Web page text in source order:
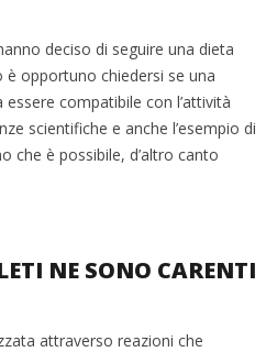
deciso di seguire una dieta
opportuno chiedersi se una
compatibile con l’attività
scientifiche e anche l’esempio di
che è possibile, d’altro canto
NE SONO CARENTI
attraverso reazioni che